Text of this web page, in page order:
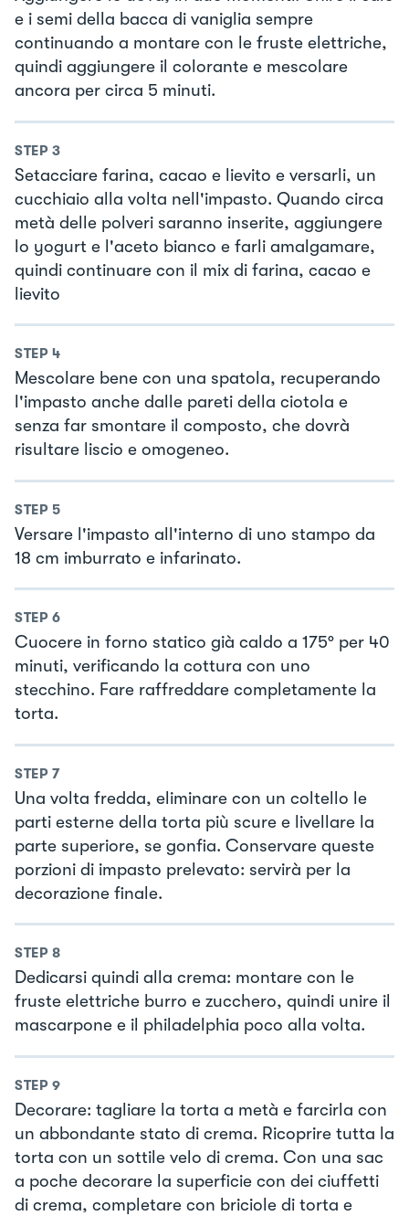
e i semi della bacca di vaniglia sempre
continuando a montare con le fruste elettriche,
quindi aggiungere il colorante e mescolare
ancora per circa 5 minuti.
STEP 3
Setacciare farina, cacao e lievito e versarli, un
cucchiaio alla volta nell'impasto. Quando circa
metà delle polveri saranno inserite, aggiungere
lo yogurt e l'aceto bianco e farli amalgamare,
quindi continuare con il mix di farina, cacao e
lievito
STEP 4
Mescolare bene con una spatola, recuperando
l'impasto anche dalle pareti della ciotola e
senza far smontare il composto, che dovrà
risultare liscio e omogeneo.
STEP 5
Versare l'impasto all'interno di uno stampo da
18 cm imburrato e infarinato.
STEP 6
Cuocere in forno statico già caldo a 175° per 40
minuti, verificando la cottura con uno
stecchino. Fare raffreddare completamente la
torta.
STEP 7
Una volta fredda, eliminare con un coltello le
parti esterne della torta più scure e livellare la
parte superiore, se gonfia. Conservare queste
porzioni di impasto prelevato: servirà per la
decorazione finale.
STEP 8
Dedicarsi quindi alla crema: montare con le
fruste elettriche burro e zucchero, quindi unire il
mascarpone e il philadelphia poco alla volta.
STEP 9
Decorare: tagliare la torta a metà e farcirla con
un abbondante stato di crema. Ricoprire tutta la
torta con un sottile velo di crema. Con una sac
a poche decorare la superficie con dei ciuffetti
di crema, completare con briciole di torta e